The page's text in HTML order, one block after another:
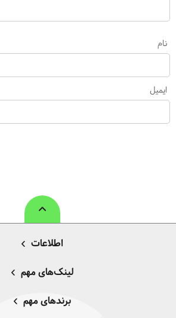
نام
ایمیل
اطلاعات
لینک‌های مهم
برندهای مهم